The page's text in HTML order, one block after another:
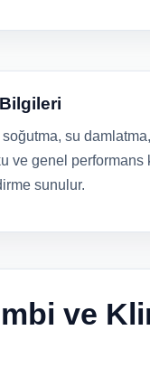
su
ve genel performans
sunulur.
ve